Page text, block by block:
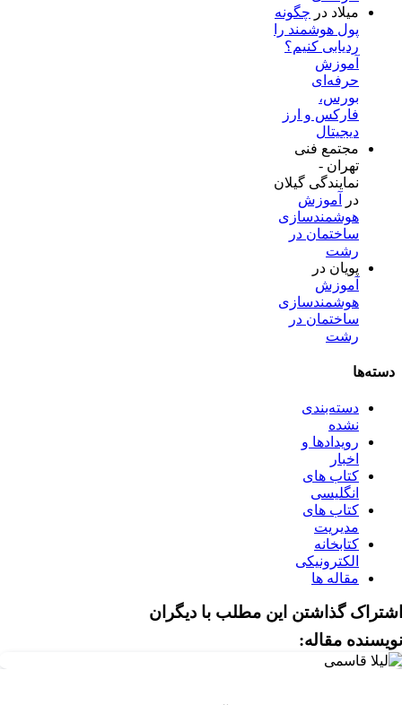
میلاد در چگونه
پول هوشمند را
ردیابی کنیم؟
آموزش
حرفه‌ای
بورس،
فارکس و ارز
دیجیتال
مجتمع فنی
تهران -
نمایندگی گیلان
در
آموزش
هوشمندسازی
ساختمان در
رشت
پویان در
آموزش
هوشمندسازی
ساختمان در
رشت
دسته‌ها
دسته‌بندی
نشده
رویدادها و
اخبار
کتاب های
انگلیسی
کتاب های
مدیریت
کتابخانه
الکترونیکی
مقاله ها
اشتراک گذاشتن این مطلب با دیگران
نویسنده مقاله: